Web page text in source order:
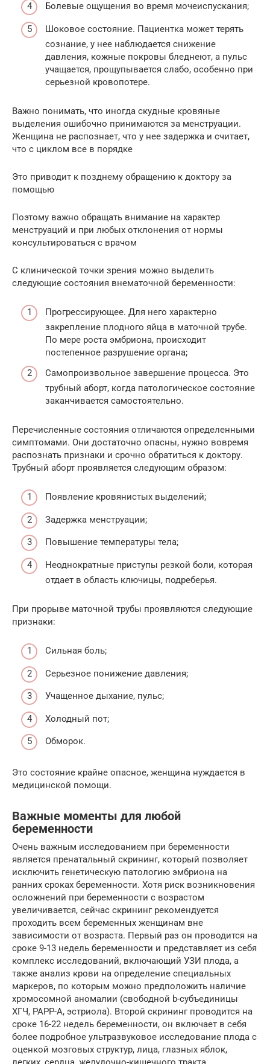
Болевые ощущения во время мочеиспускания;
Шоковое состояние. Пациентка может терять
сознание, у нее наблюдается снижение
давления, кожные покровы бледнеют, а пульс
учащается, прощупывается слабо, особенно при
серьезной кровопотере.
Важно понимать, что иногда скудные кровяные
выделения ошибочно принимаются за менструации.
Женщина не распознает, что у нее задержка и считает,
что с циклом все в порядке
Это приводит к позднему обращению к доктору за
помощью
Поэтому важно обращать внимание на характер
менструаций и при любых отклонения от нормы
консультироваться с врачом
С клинической точки зрения можно выделить
следующие состояния внематочной беременности:
Прогрессирующее. Для него характерно
закрепление плодного яйца в маточной трубе.
По мере роста эмбриона, происходит
постепенное разрушение органа;
Самопроизвольное завершение процесса. Это
трубный аборт, когда патологическое состояние
заканчивается самостоятельно.
Перечисленные состояния отличаются определенными
симптомами. Они достаточно опасны, нужно вовремя
распознать признаки и срочно обратиться к доктору.
Трубный аборт проявляется следующим образом:
Появление кровянистых выделений;
Задержка менструации;
Повышение температуры тела;
Неоднократные приступы резкой боли, которая
отдает в область ключицы, подреберья.
При прорыве маточной трубы проявляются следующие
признаки:
Сильная боль;
Серьезное понижение давления;
Учащенное дыхание, пульс;
Холодный пот;
Обморок.
Это состояние крайне опасное, женщина нуждается в
медицинской помощи.
Важные моменты для любой
беременности
Очень важным исследованием при беременности
является пренатальный скрининг, который позволяет
исключить генетическую патологию эмбриона на
ранних сроках беременности. Хотя риск возникновения
осложнений при беременности с возрастом
увеличивается, сейчас скрининг рекомендуется
проходить всем беременных женщинам вне
зависимости от возраста. Первый раз он проводится на
сроке 9-13 недель беременности и представляет из себя
комплекс исследований, включающий УЗИ плода, а
также анализ крови на определение специальных
маркеров, по которым можно предположить наличие
хромосомной аномалии (свободной b-субъединицы
ХГЧ, PAPP-A, эстриола). Второй скрининг проводится на
сроке 16-22 недель беременности, он включает в себя
более подробное ультразвуковое исследование плода с
оценкой мозговых структур, лица, глазных яблок,